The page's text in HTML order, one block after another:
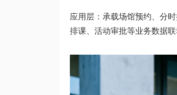
应用层：承载场馆预约、分
排课、活动审批等业务数据